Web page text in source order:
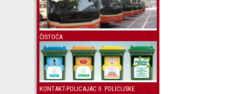
ČISTOĆA
KONTAKT-POLICAJAC II. POLICIJSKE